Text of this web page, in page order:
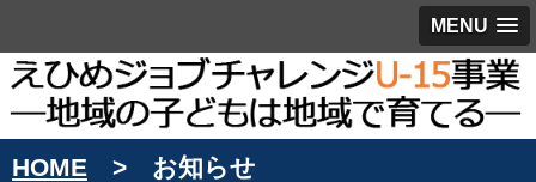
MENU
HOME お知らせ